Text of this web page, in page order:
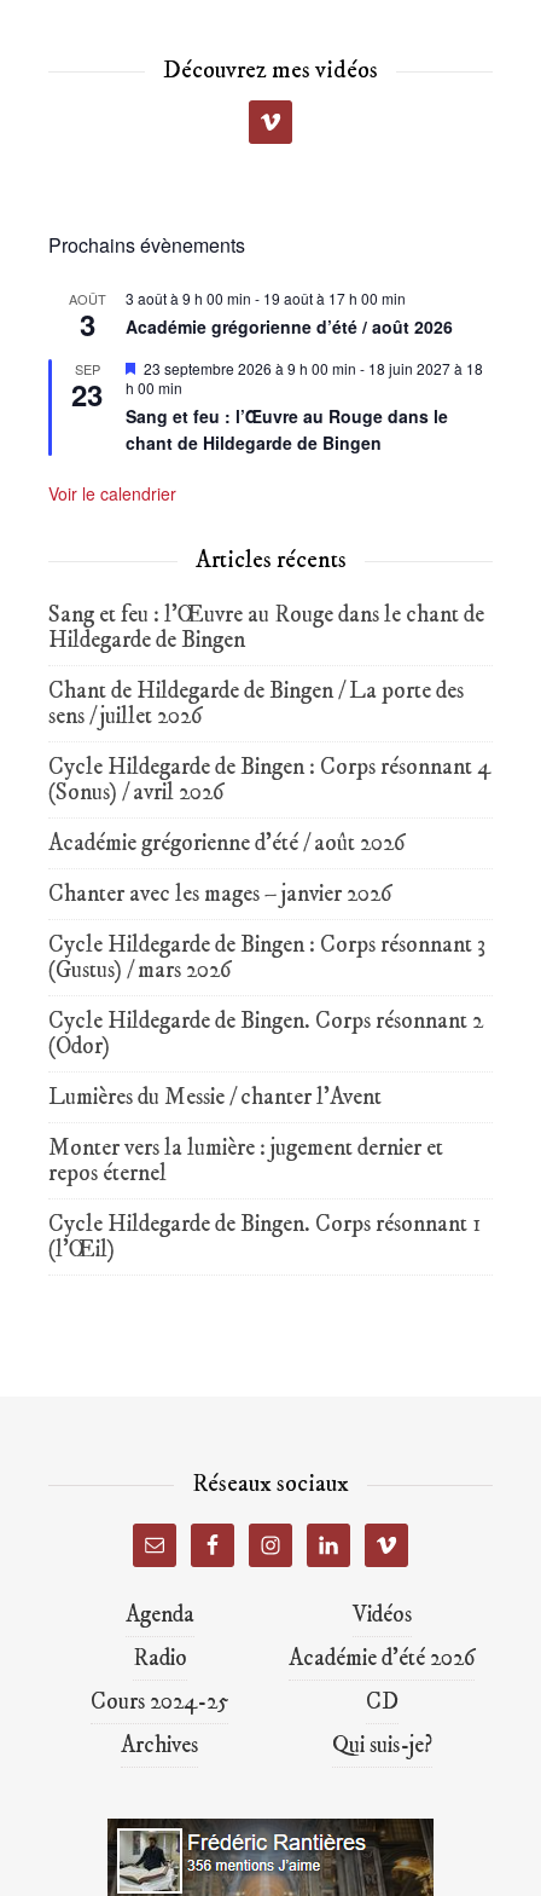
Découvrez mes vidéos
Prochains évènements
AOÛT
3
3 août à 9 h 00 min - 19 août à 17 h 00 min
Académie grégorienne d’été / août 2026
SEP
23
Mis
en
23 septembre 2026 à 9 h 00 min - 18 juin 2027 à 18
h 00 min
Sang et feu : l’Œuvre au Rouge dans le
chant de Hildegarde de Bingen
Voir le calendrier
Articles récents
Sang et feu : l’Œuvre au Rouge dans le chant de
Hildegarde de Bingen
Chant de Hildegarde de Bingen / La porte des
sens / juillet 2026
Cycle Hildegarde de Bingen : Corps résonnant 4
(Sonus) / avril 2026
Académie grégorienne d’été / août 2026
Chanter avec les mages – janvier 2026
Cycle Hildegarde de Bingen : Corps résonnant 3
(Gustus) / mars 2026
Cycle Hildegarde de Bingen. Corps résonnant 2
(Odor)
Lumières du Messie / chanter l’Avent
Monter vers la lumière : jugement dernier et
repos éternel
Cycle Hildegarde de Bingen. Corps résonnant 1
(l’Œil)
Réseaux sociaux
Agenda
Vidéos
Radio
Académie d’été 2026
Cours 2024-25
CD
Archives
Qui suis-je?